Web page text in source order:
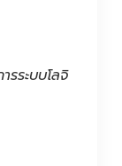
รระบบโลจิ